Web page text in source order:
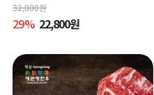
32,000원
29% 22,800원